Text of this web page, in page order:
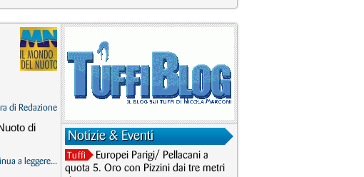
di Redazione
di
a leggere...
Notizie & Eventi
Tuffi
Europei Parigi/ Pellacani a
quota 5. Oro con Pizzini dai tre metri